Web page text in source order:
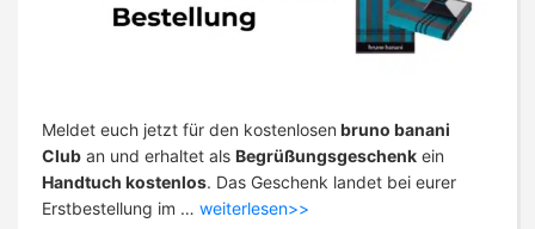
Meldet euch jetzt für den kostenlosen bruno banani
Club an und erhaltet als Begrüßungsgeschenk ein
Handtuch kostenlos. Das Geschenk landet bei eurer
Erstbestellung im … weiterlesen>>